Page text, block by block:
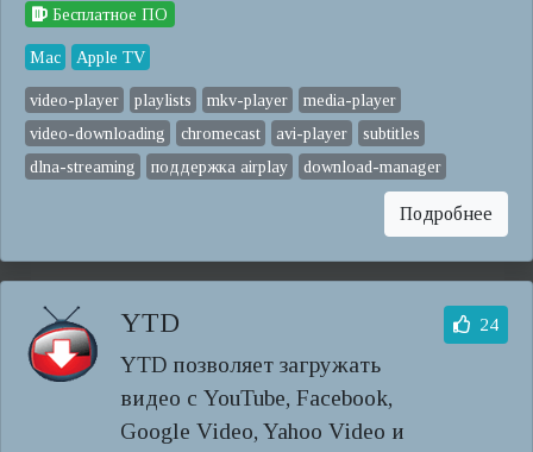
Бесплатное ПО
Mac Apple TV
video-player playlists mkv-player
media-player
video-downloading
chromecast avi-player
subtitles
dlna-streaming
поддержка airplay download-manager
Подробнее
YTD
YTD позволяет загружать
видео с YouTube, Facebook,
Google Video, Yahoo Video и
24